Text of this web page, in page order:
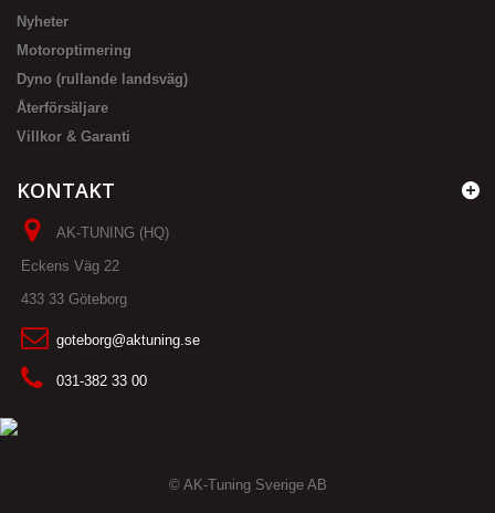
Nyheter
Motoroptimering
Dyno (rullande landsväg)
Återförsäljare
Villkor & Garanti
KONTAKT
AK-TUNING (HQ)
Eckens Väg 22
433 33 Göteborg
goteborg@aktuning.se
031-382 33 00
© AK-Tuning Sverige AB